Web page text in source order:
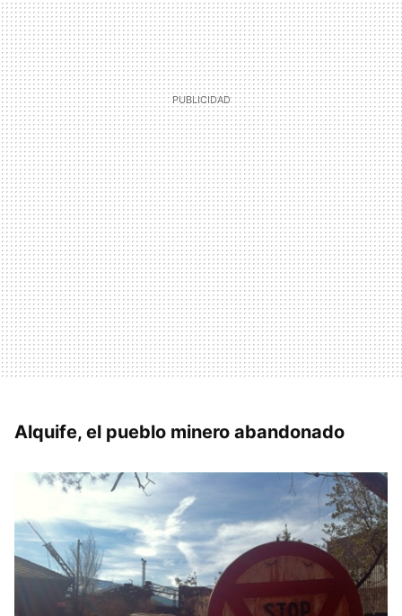
Alquife, el pueblo minero abandonado